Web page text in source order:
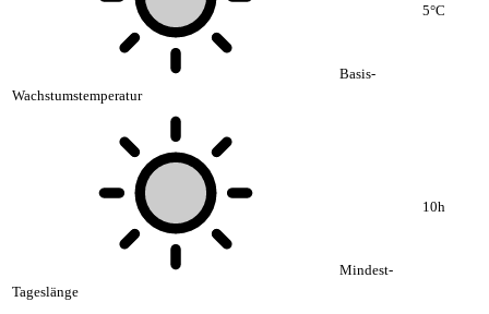
Basis-
Wachstumstemperatur
5°C
Mindest-
Tageslänge
10h